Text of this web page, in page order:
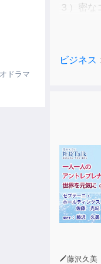
ドラマ
３）密
ビジネス
藤沢久美